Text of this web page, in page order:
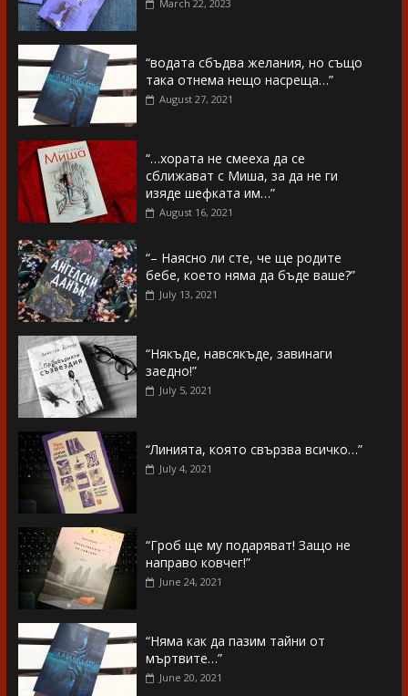
March 22, 2023
“водата сбъдва желания, но също
така отнема нещо насреща…”
August 27, 2021
“…хората не смееха да се
сближават с Миша, за да не ги
изяде шефката им…”
August 16, 2021
“– Наясно ли сте, че ще родите
бебе, което няма да бъде ваше?”
July 13, 2021
“Някъде, навсякъде, завинаги
заедно!”
July 5, 2021
“Линията, която свързва всичко…”
July 4, 2021
“Гроб ще му подаряват! Защо не
направо ковчег!”
June 24, 2021
“Няма как да пазим тайни от
мъртвите…”
June 20, 2021